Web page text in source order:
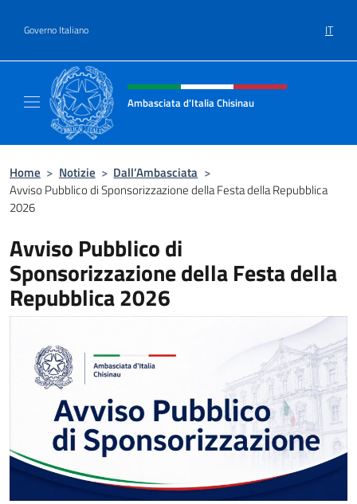
Governo Italiano IT
Intestazione sito, social e menù
Ambasciata d'Italia Chisinau
Home > Notizie > Dall’Ambasciata >
Avviso Pubblico di Sponsorizzazione della Festa della Repubblica
2026
Avviso Pubblico di
Sponsorizzazione della Festa della
Repubblica 2026